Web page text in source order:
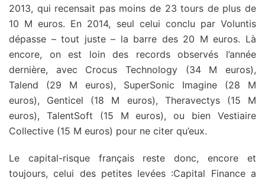
2013, qui recensait pas moins de 23 tours de plus de
10 M euros. En 2014, seul celui conclu par Voluntis
dépasse – tout juste – la barre des 20 M euros. Là
encore, on est loin des records observés l’année
dernière, avec Crocus Technology (34 M euros),
Talend (29 M euros), SuperSonic Imagine (28 M
euros), Genticel (18 M euros), Theravectys (15 M
euros), TalentSoft (15 M euros), ou bien Vestiaire
Collective (15 M euros) pour ne citer qu’eux.
Le capital-risque français reste donc, encore et
toujours, celui des petites levées :Capital Finance a